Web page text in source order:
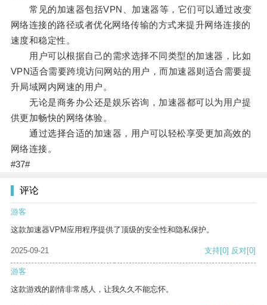
常见的加速器包括VPN、加速器等，它们可以通过改变
网络连接的路径或者优化网络传输的方式来提升网络连接的
速度和稳定性。
用户可以根据自己的需求选择不同类型的加速器，比如
VPN适合需要跨境访问网站的用户，而加速器则适合需要提
升局域网内网速的用户。
无论是商务办公还是娱乐咨询，加速器都可以为用户提
供更加畅快的网络体验。
通过选择合适的加速器，用户可以轻松享受更加高效的
网络连接。
#37#
评论
游客
这款加速器VPM应用程序提供了顶级的安全性和隐私保护。
2025-09-21 支持[0] 反对[0]
游客
这款游戏的剧情非常感人，让我久久不能忘怀。